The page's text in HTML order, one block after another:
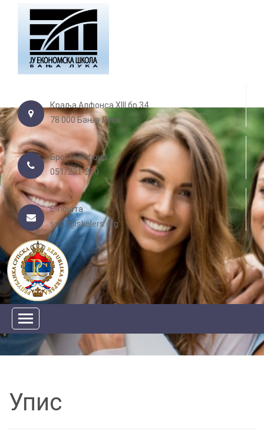
Краља Алфонса XIII бр.34
78 000 Бања Лука
Број телефона
051/231-250
Е-пошта
ss03@skolers.org
Упис